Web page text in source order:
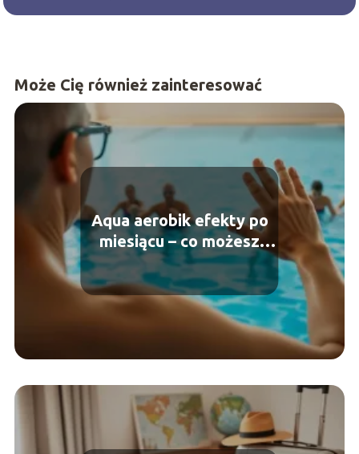
Może Cię również zainteresować
Aqua aerobik efekty po
miesiącu – co możesz
osiągnąć?